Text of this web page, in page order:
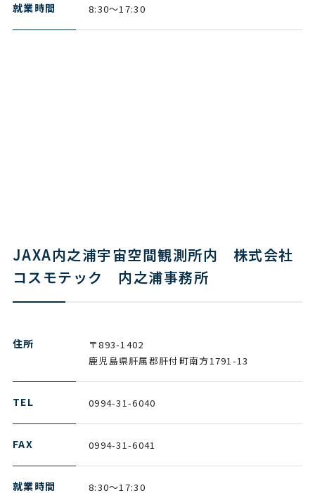
就業時間 8:30～17:30
JAXA内之浦宇宙空間観測所内 株式会社
コスモテック 内之浦事務所
住所
〒893-1402
鹿児島県肝属郡肝付町南方1791-13
TEL 0994-31-6040
FAX 0994-31-6041
就業時間 8:30～17:30